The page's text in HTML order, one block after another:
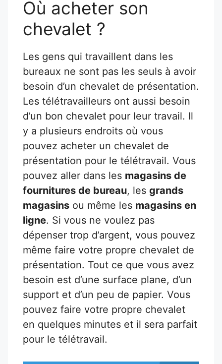
Où acheter son
chevalet ?
Les gens qui travaillent dans les
bureaux ne sont pas les seuls à avoir
besoin d’un chevalet de présentation.
Les télétravailleurs ont aussi besoin
d’un bon chevalet pour leur travail. Il
y a plusieurs endroits où vous
pouvez acheter un chevalet de
présentation pour le télétravail. Vous
pouvez aller dans les magasins de
fournitures de bureau, les grands
magasins ou même les magasins en
ligne. Si vous ne voulez pas
dépenser trop d’argent, vous pouvez
même faire votre propre chevalet de
présentation. Tout ce que vous avez
besoin est d’une surface plane, d’un
support et d’un peu de papier. Vous
pouvez faire votre propre chevalet
en quelques minutes et il sera parfait
pour le télétravail.